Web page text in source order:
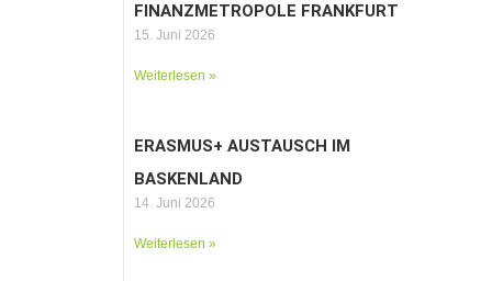
FINANZMETROPOLE FRANKFURT
15. Juni 2026
Weiterlesen »
ERASMUS+ AUSTAUSCH IM
BASKENLAND
14. Juni 2026
Weiterlesen »